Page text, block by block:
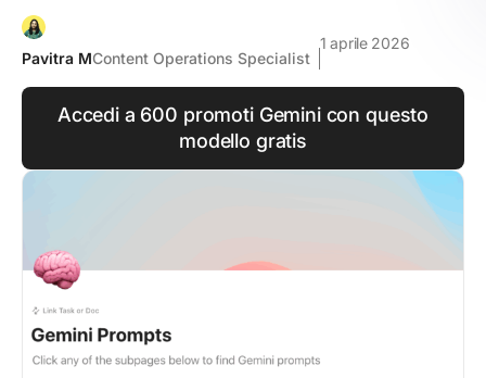
Pavitra MContent Operations Specialist
1 aprile 2026
Accedi a 600 promoti Gemini con questo
modello gratis